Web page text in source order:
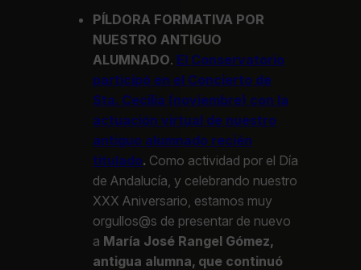
PÍLDORA FORMATIVA POR
NUESTRO ANTIGUO
ALUMNADO. El Conservatorio
participó en el Concierto de
Sta. Cecilia (noviembre) con la
actuación virtual de nuestro
antiguo alumnado recién
titulado. Como actividad por el Día
de Andalucía, y celebrando nuestro
XXX Aniversario, estamos muy
orgullos@s de presentar de nuevo
a María José Rangel Gómez,
antigua alumna, que continuó